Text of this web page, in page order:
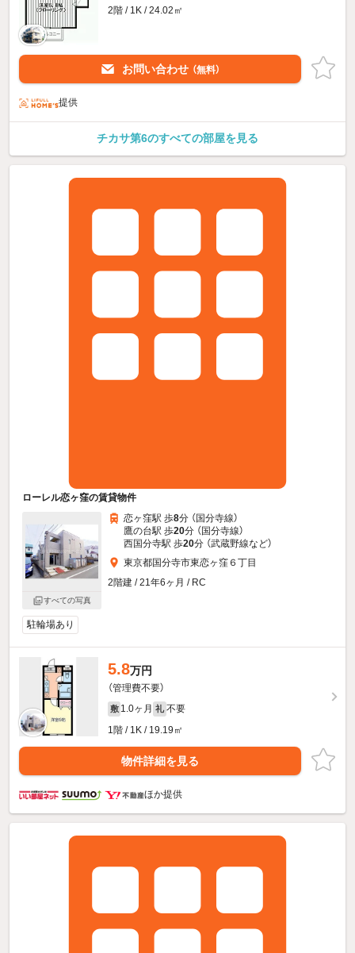
2階 / 1K / 24.02㎡
お問い合わせ （無料）
提供
チカサ第6のすべての部屋を見る
ローレル恋ヶ窪の賃貸物件
すべての写真
恋ヶ窪駅 歩8分 （国分寺線）
鷹の台駅 歩20分 （国分寺線）
西国分寺駅 歩20分 （武蔵野線など）
東京都国分寺市東恋ヶ窪６丁目
2階建 / 21年6ヶ月 / RC
駐輪場あり
5.8万円
（管理費不要）
敷 1.0ヶ月 礼 不要
1階 / 1K / 19.19㎡
物件詳細を見る
ほか提供